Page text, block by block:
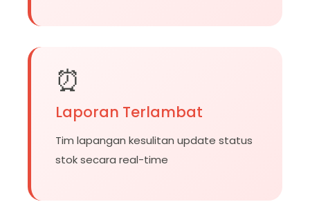
⏰
Laporan Terlambat
Tim lapangan kesulitan update status
stok secara real-time